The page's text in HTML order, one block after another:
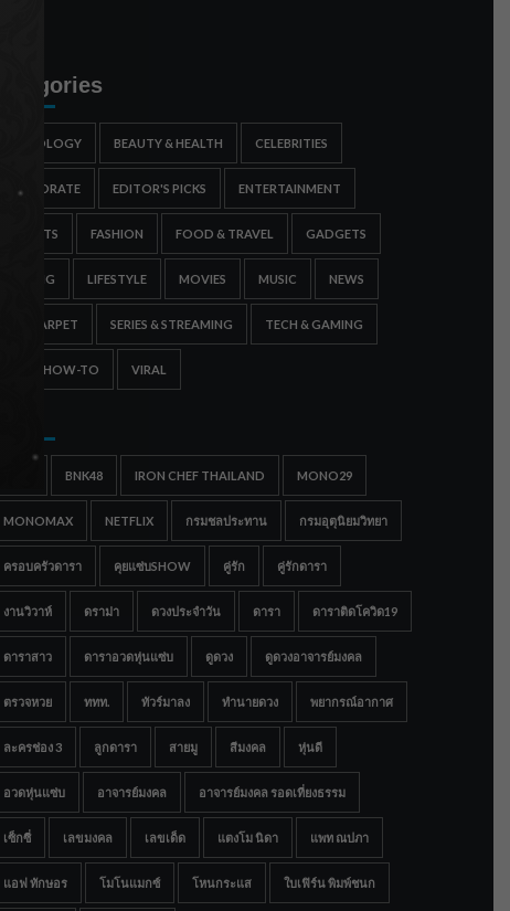
Categories
ASTROLOGY BEAUTY & HEALTH CELEBRITIES
CORPORATE EDITOR'S PICKS ENTERTAINMENT
ESPORTS FASHION FOOD & TRAVEL GADGETS
GAMING LIFESTYLE MOVIES MUSIC NEWS
RED CARPET SERIES & STREAMING TECH & GAMING
TIPS & HOW-TO VIRAL
BNK48 IRON CHEF THAILAND MONO29
MONOMAX NETFLIX กรมชลประทาน กรมอุตุนิยมวิทยา
ครอบครัวดารา คุยแซ่บSHOW คู่รัก คู่รักดารา
งานวิวาห์ ดราม่า ดวงประจำวัน ดารา ดาราติดโควิด19
ดาราสาว ดาราอวดหุ่นแซ่บ ดูดวง ดูดวงอาจารย์มงคล
ตรวจหวย ททท. ทัวร์มาลง ทำนายดวง พยากรณ์อากาศ
ละครช่อง 3 ลูกดารา สายมู สีมงคล หุ่นดี
อวดหุ่นแซ่บ อาจารย์มงคล อาจารย์มงคล รอดเที่ยงธรรม
เซ็กซี่ เลขมงคล เลขเด็ด แตงโม นิดา แพท ณปภา
แอฟ ทักษอร โมโนแมกซ์ โหนกระแส ใบเฟิร์น พิมพ์ชนก